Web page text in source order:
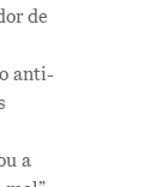
de
anti-
a